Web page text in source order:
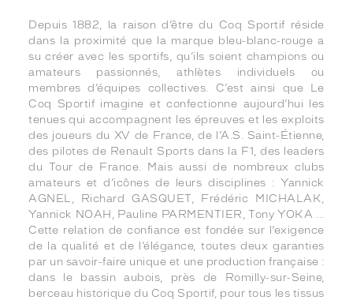
Depuis 1882, la raison d’être du Coq Sportif réside
dans la proximité que la marque bleu-blanc-rouge a
su créer avec les sportifs, qu’ils soient champions ou
amateurs passionnés, athlètes individuels ou
membres d’équipes collectives. C’est ainsi que Le
Coq Sportif imagine et confectionne aujourd’hui les
tenues qui accompagnent les épreuves et les exploits
des joueurs du XV de France, de l’A.S. Saint-Étienne,
des pilotes de Renault Sports dans la F1, des leaders
du Tour de France. Mais aussi de nombreux clubs
amateurs et d’icônes de leurs disciplines : Yannick
AGNEL, Richard GASQUET, Frédéric MICHALAK,
Yannick NOAH, Pauline PARMENTIER, Tony YOKA …
Cette relation de confiance est fondée sur l’exigence
de la qualité et de l’élégance, toutes deux garanties
par un savoir-faire unique et une production française :
dans le bassin aubois, près de Romilly-sur-Seine,
berceau historique du Coq Sportif, pour tous les tissus